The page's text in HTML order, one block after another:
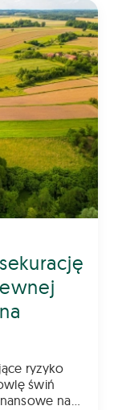
ryzyko
na